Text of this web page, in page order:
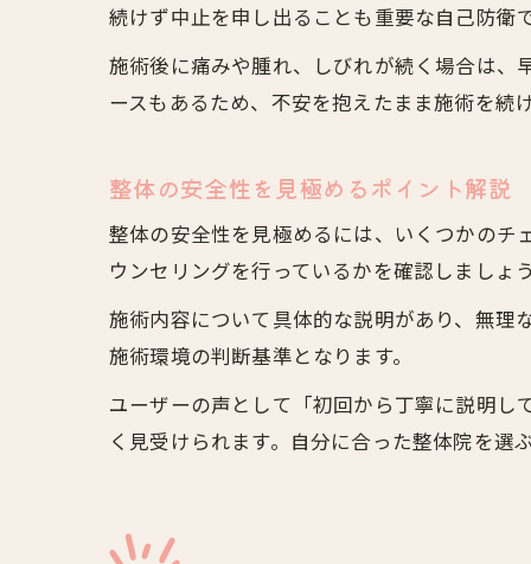
続けず中止を申し出ることも重要な自己防衛で
施術後に痛みや腫れ、しびれが続く場合は
ースもあるため、不安を抱えたまま施術を続
整体の安全性を見極めるポイント解説
整体の安全性を見極めるには、いくつかのチ
ウンセリングを行っているかを確認しましょう
施術内容について具体的な説明があり、無理
施術環境の判断基準となります。
ユーザーの声として「初回から丁寧に説明
く見受けられます。自分に合った整体院を選